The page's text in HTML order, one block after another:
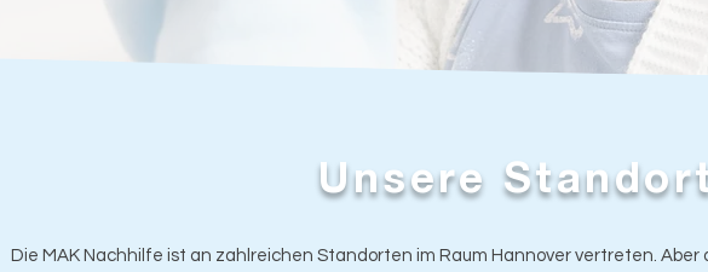
Unsere
Die MAK Nachhilfe ist an zahlreichen Standorten im Raum Hannover vertreten. Aber